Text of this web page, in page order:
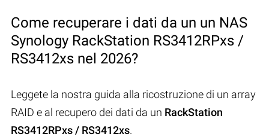
Come recuperare i dati da un un NAS
Synology RackStation RS3412RPxs /
RS3412xs nel 2026?
Leggete la nostra guida alla ricostruzione di un array
RAID e al recupero dei dati da un RackStation
RS3412RPxs / RS3412xs.